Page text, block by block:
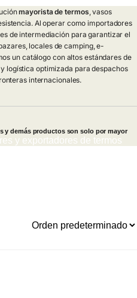
mayorista de termos, vasos
Al operar como importadores
de intermediación para garantizar el
locales de camping, e-
un catálogo con altos estándares de
logística optimizada para despachos
internacionales.
y demás productos son solo por mayor